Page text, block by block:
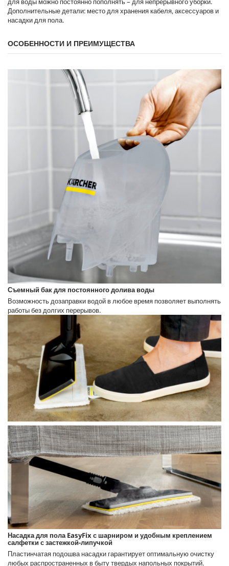
Дополнительные детали: место для хранения кабеля, аксессуаров и
насадки для пола.
ОСОБЕННОСТИ И ПРЕИМУЩЕСТВА
Съемный бак для постоянного долива воды
Возможность дозаправки водой в любое время позволяет выполнять
работы без долгих перерывов.
Насадка для полаEasyFixс шарниром и удобным креплением
салфетки с застежкой-липучкой
Пластинчатая подошва насадки гарантирует оптимальную очистку
любых распространенных в быту твердых напольных покрытий.